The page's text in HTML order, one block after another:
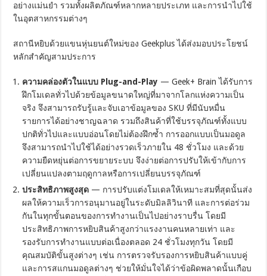
อย่างแม่นยำ รวมทั้งผลิตภัณฑ์หลากหลายประเภท และการนำไปใช้
ในอุตสาหกรรมต่างๆ
สถานีหยิบด้วยแขนหุ่นยนต์ใหม่ของ Geekplus ได้ส่งมอบประโยชน์
หลักสำคัญสามประการ
ความคล่องตัวในแบบ Plug-and-Play — Geek+ Brain ได้รับการ
ฝึกโมเดลทั่วไปด้วยข้อมูลขนาดใหญ่ที่มาจากโลกแห่งความเป็น
จริง จึงสามารถรับรู้และจับเอาข้อมูลของ SKU ที่มีนับหมื่น
รายการได้อย่างชาญฉลาด รวมถึงสินค้าที่ใช้บรรจุภัณฑ์ทั้งแบบ
ปกติทั่วไปและแบบอ่อนโดยไม่ต้องฝึกซ้ำ การออกแบบเป็นมอดูล
จึงสามารถนำไปใช้ได้อย่างรวดเร็วภายใน 48 ชั่วโมง และด้วย
ความยืดหยุ่นต่อการขยายระบบ จึงง่ายต่อการปรับให้เข้ากับการ
เปลี่ยนแปลงตามฤดูกาลหรือการเปลี่ยนบรรจุภัณฑ์
ประสิทธิภาพสูงสุด — การปรับแต่งโมเดลให้เหมาะสมที่สุดนั้นส่ง
ผลให้ความเร็วการอนุมานอยู่ในระดับมิลลิวินาที และการต่อร่วม
กันในทุกขั้นตอนของการทำงานเป็นไปอย่างราบรื่น โดยมี
ประสิทธิภาพการหยิบสินค้าสูงกว่าแรงงานคนหลายเท่า และ
รองรับการทำงานแบบต่อเนื่องตลอด 24 ชั่วโมงทุกวัน โดยมี
คุณสมบัติขั้นสูงต่างๆ เช่น การตรวจรับรองการหยิบสินค้าแบบคู่
และการสแกนมอดูลต่างๆ ช่วยให้มั่นใจได้ว่าข้อผิดพลาดนั้นเกือบ